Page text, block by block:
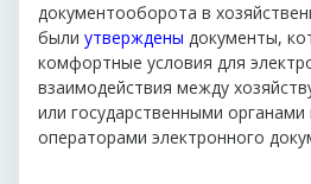
документооборота в
были утверждены документы,
комфортные условия для
взаимодействия между
или государственными
операторами электронного